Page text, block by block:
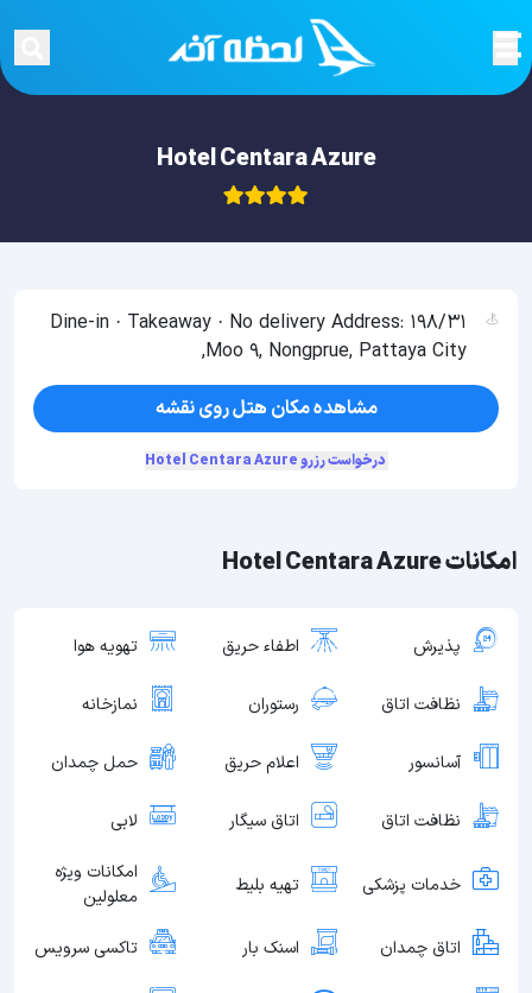
Hotel Centara Azure
امکانات Hotel Centara Azure
پذیرش اطفاء حریق تهویه هوا
نظافت اتاق رستوران نمازخانه
آسانسور اعلام حریق حمل چمدان
نظافت اتاق اتاق سیگار لابی
خدمات پزشکی تهیه بلیط
امکانات ویژه
معلولین
اتاق چمدان اسنک بار تاکسی سرویس
Dine-in · Takeaway · No delivery Address: 198/31
Moo 9, Nongprue, Pattaya City,
مشاهده مکان هتل روی نقشه
درخواست رزرو Hotel Centara Azure